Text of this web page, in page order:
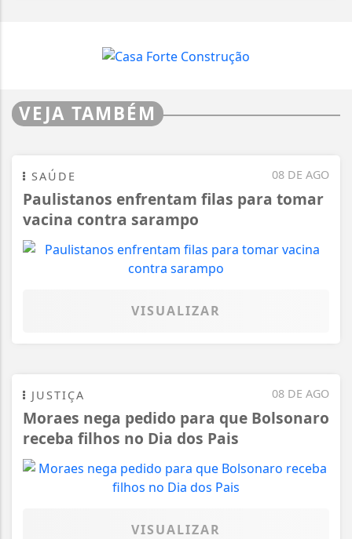
VEJA TAMBÉM
08 DE AGO
SAÚDE
Paulistanos enfrentam filas para tomar
vacina contra sarampo
VISUALIZAR
08 DE AGO
JUSTIÇA
Moraes nega pedido para que Bolsonaro
receba filhos no Dia dos Pais
VISUALIZAR